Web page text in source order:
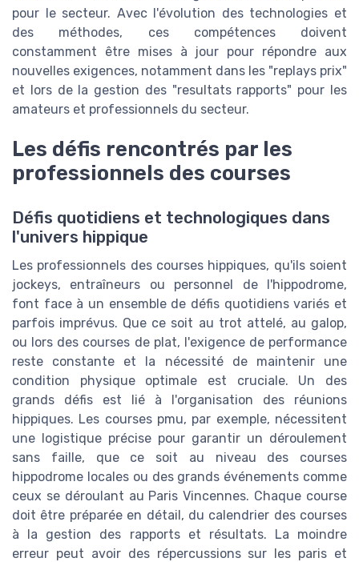
pour le secteur. Avec l'évolution des technologies et
des méthodes, ces compétences doivent
constamment être mises à jour pour répondre aux
nouvelles exigences, notamment dans les "replays prix"
et lors de la gestion des "resultats rapports" pour les
amateurs et professionnels du secteur.
Les défis rencontrés par les
professionnels des courses
Défis quotidiens et technologiques dans
l'univers hippique
Les professionnels des courses hippiques, qu'ils soient
jockeys, entraîneurs ou personnel de l'hippodrome,
font face à un ensemble de défis quotidiens variés et
parfois imprévus. Que ce soit au trot attelé, au galop,
ou lors des courses de plat, l'exigence de performance
reste constante et la nécessité de maintenir une
condition physique optimale est cruciale. Un des
grands défis est lié à l'organisation des réunions
hippiques. Les courses pmu, par exemple, nécessitent
une logistique précise pour garantir un déroulement
sans faille, que ce soit au niveau des courses
hippodrome locales ou des grands événements comme
ceux se déroulant au Paris Vincennes. Chaque course
doit être préparée en détail, du calendrier des courses
à la gestion des rapports et résultats. La moindre
erreur peut avoir des répercussions sur les paris et